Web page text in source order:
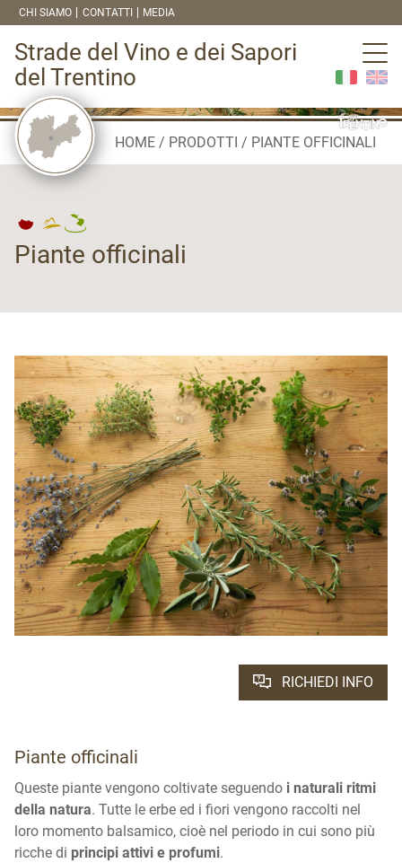
CHI SIAMO CONTATTI MEDIA
Strade del Vino e dei Sapori
del Trentino
HOME PRODOTTI PIANTE OFFICINALI
Piante officinali
RICHIEDI INFO
Piante officinali
Queste piante vengono coltivate seguendo i naturali ritmi
della natura. Tutte le erbe ed i fiori vengono raccolti nel
loro momento balsamico, cioè nel periodo in cui sono più
ricche di principi attivi e profumi.